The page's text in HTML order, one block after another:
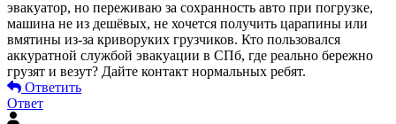
эвакуатор, но переживаю за сохранность авто при погрузке,
машина не из дешёвых, не хочется получить царапины или
вмятины из-за криворуких грузчиков. Кто пользовался
аккуратной службой эвакуации в СПб, где реально бережно
грузят и везут? Дайте контакт нормальных ребят.
Ответить
Ответ